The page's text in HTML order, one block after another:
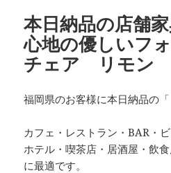
本日納品の店舗
心地の優しいフ
チェア リモ
福岡県のお客様に本日納品の「
カフェ・レストラン・BAR・
ホテル・喫茶店・居酒屋・飲
に最適です。